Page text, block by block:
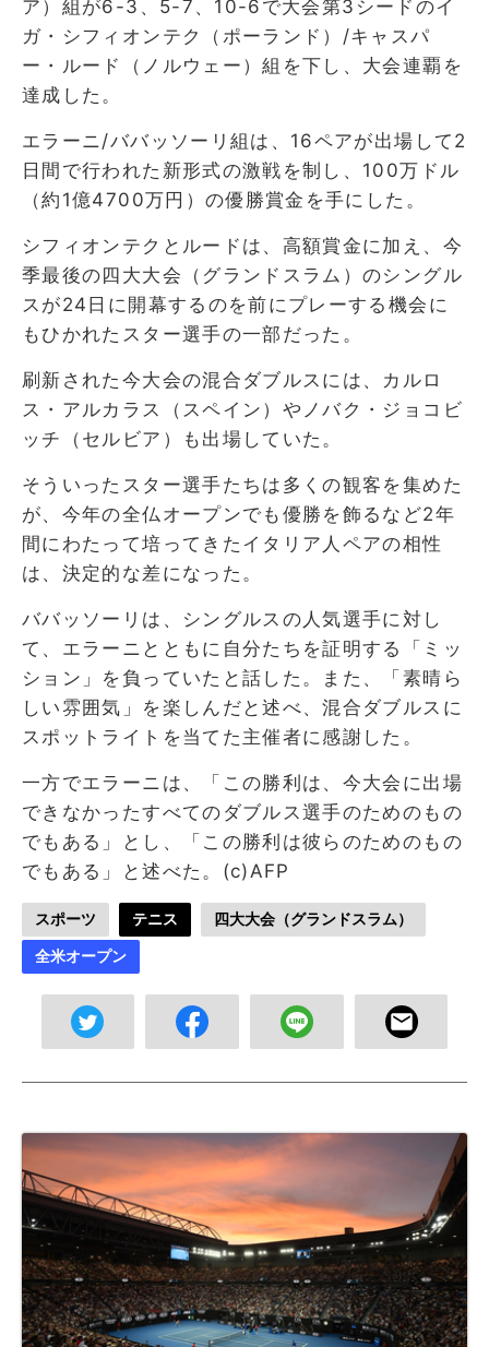
ア）組が6-3、5-7、10-6で大会第3シードのイ
ガ・シフィオンテク（ポーランド）/キャスパ
ー・ルード（ノルウェー）組を下し、大会連覇を
達成した。
エラーニ/ババッソーリ組は、16ペアが出場して2
日間で行われた新形式の激戦を制し、100万ドル
（約1億4700万円）の優勝賞金を手にした。
シフィオンテクとルードは、高額賞金に加え、今
季最後の四大大会（グランドスラム）のシングル
スが24日に開幕するのを前にプレーする機会に
もひかれたスター選手の一部だった。
刷新された今大会の混合ダブルスには、カルロ
ス・アルカラス（スペイン）やノバク・ジョコビ
ッチ（セルビア）も出場していた。
そういったスター選手たちは多くの観客を集めた
が、今年の全仏オープンでも優勝を飾るなど2年
間にわたって培ってきたイタリア人ペアの相性
は、決定的な差になった。
ババッソーリは、シングルスの人気選手に対し
て、エラーニとともに自分たちを証明する「ミッ
ション」を負っていたと話した。また、「素晴ら
しい雰囲気」を楽しんだと述べ、混合ダブルスに
スポットライトを当てた主催者に感謝した。
一方でエラーニは、「この勝利は、今大会に出場
できなかったすべてのダブルス選手のためのもの
でもある」とし、「この勝利は彼らのためのもの
でもある」と述べた。(c)AFP
スポーツ テニス 四大大会（グランドスラム）
全米オープン